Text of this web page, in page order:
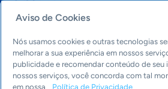
Economia & Política
Inovação & Tecnologia
Cultura empreendedora
Dados
Arquivo
Aviso de Cookies
Nós usamos cookies e outras tecnologias
melhorar a sua experiência em nossos
publicidade e recomendar conteúdo de seu
nossos serviços, você concorda com tal
em nossa
Política de Privacidade